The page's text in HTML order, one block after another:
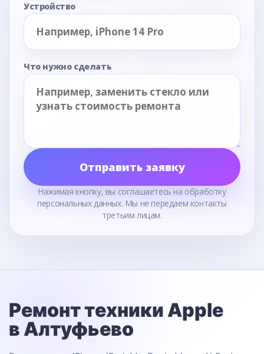
Устройство
Что нужно сделать
Отправить заявку
Нажимая кнопку, вы соглашаетесь на обработку
персональных данных. Мы не передаем контакты
третьим лицам.
Ремонт техники Apple
в Алтуфьево